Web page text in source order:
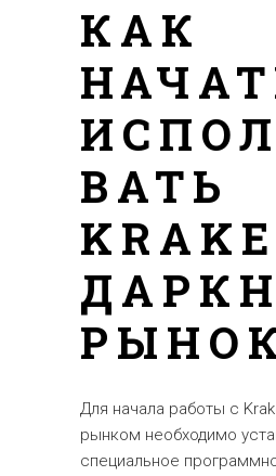
КАК
ВАТЬ
Для начала работы с
рынком необходимо
специальное